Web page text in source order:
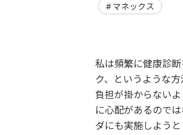
マネックス
私は頻繁に健康診
ク、というような
負担が掛からない
に心配があるので
ダにも実施しようと